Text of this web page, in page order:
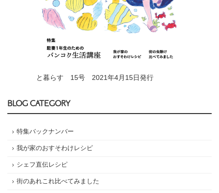
と暮らす 15号 2021年4月15日発行
BLOG CATEGORY
特集バックナンバー
我が家のおすそわけレシピ
シェフ直伝レシピ
街のあれこれ比べてみました